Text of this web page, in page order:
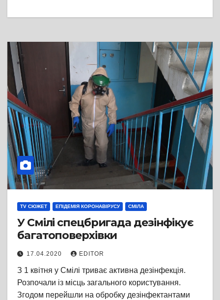
TV СЮЖЕТ ЕПІДЕМІЯ КОРОНАВІРУСУ СМІЛА
У Смілі спецбригада дезінфікує
багатоповерхівки
17.04.2020 EDITOR
З 1 квітня у Смілі триває активна дезінфекція.
Розпочали із місць загального користування.
Згодом перейшли на обробку дезінфектантами